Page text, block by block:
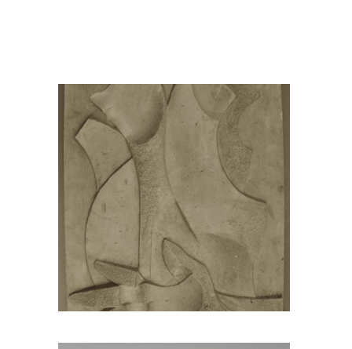
Конзервација и
рестаурација
скулптура
Наставници: Радомир Самарџић,
ред. проф.
и Мина Јовић, доц.
Радови студената